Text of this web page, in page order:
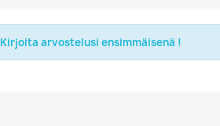
Kirjoita arvostelusi ensimmäisenä !